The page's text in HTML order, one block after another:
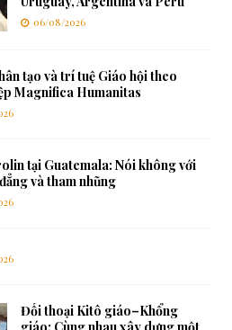
06/08/2026
tạo và trí tuệ Giáo hội theo
Magnifica Humanitas
tại Guatemala: Nói không với
và tham nhũng
Đối thoại Kitô giáo–Khổng